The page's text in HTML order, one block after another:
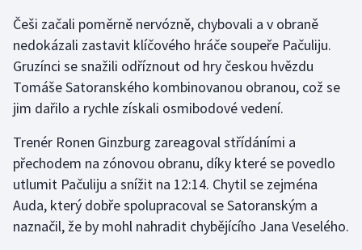
Jezdectví
Judo
Lezení
Lyže a snowboard
Češi začali poměrně nervózně, chybovali a v obraně
nedokázali zastavit klíčového hráče soupeře Pačuliju.
Gruzínci se snažili odříznout od hry českou hvězdu
Tomáše Satoranského kombinovanou obranou, což se
jim dařilo a rychle získali osmibodové vedení.
Trenér Ronen Ginzburg zareagoval střídáními a
přechodem na zónovou obranu, díky které se povedlo
utlumit Pačuliju a snížit na 12:14. Chytil se zejména
Auda, který dobře spolupracoval se Satoranským a
naznačil, že by mohl nahradit chybějícího Jana Veselého.